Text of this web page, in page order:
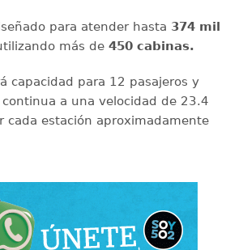
para atender hasta 374 mil
más de 450 cabinas.
capacidad para 12 pasajeros y
a una velocidad de 23.4
cada estación aproximadamente